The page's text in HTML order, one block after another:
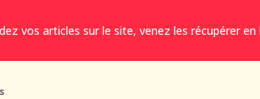
vos articles sur le site, venez les récupérer en